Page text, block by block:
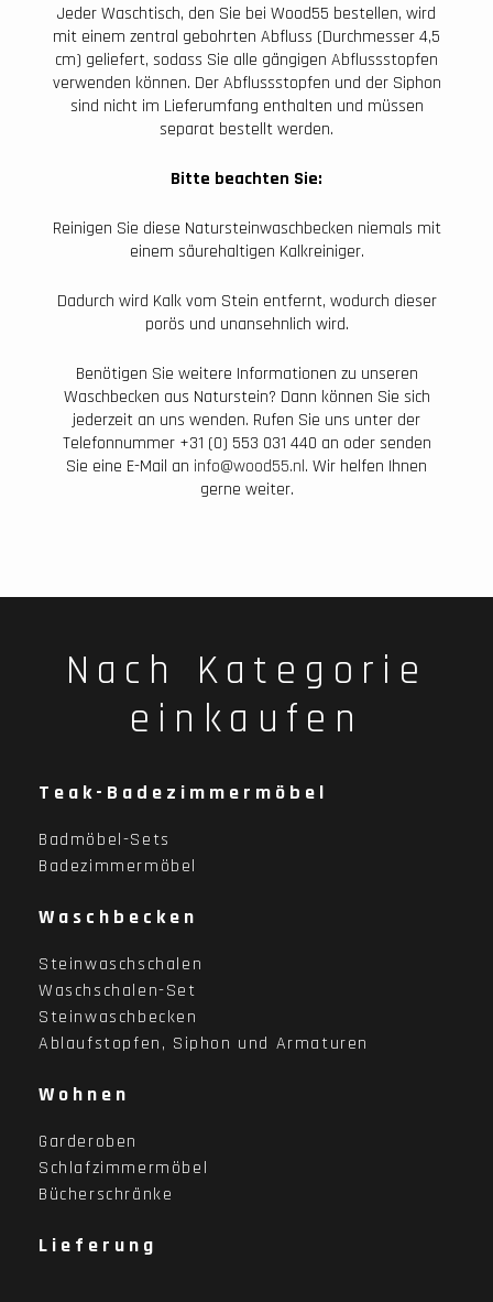
Jeder Waschtisch, den Sie bei Wood55 bestellen, wird
mit einem zentral gebohrten Abfluss (Durchmesser 4,5
cm) geliefert, sodass Sie alle gängigen Abflussstopfen
verwenden können. Der Abflussstopfen und der Siphon
sind nicht im Lieferumfang enthalten und müssen
separat bestellt werden.
Bitte beachten Sie:
Reinigen Sie diese Natursteinwaschbecken niemals mit
einem säurehaltigen Kalkreiniger.
Dadurch wird Kalk vom Stein entfernt, wodurch dieser
porös und unansehnlich wird.
Benötigen Sie weitere Informationen zu unseren
Waschbecken aus Naturstein? Dann können Sie sich
jederzeit an uns wenden. Rufen Sie uns unter der
Telefonnummer +31 (0) 553 031 440 an oder senden
Sie eine E-Mail an info@wood55.nl. Wir helfen Ihnen
gerne weiter.
Nach Kategorie
einkaufen
Teak-Badezimmermöbel
Badmöbel-Sets
Badezimmermöbel
Waschbecken
Steinwaschschalen
Waschschalen-Set
Steinwaschbecken
Ablaufstopfen, Siphon und Armaturen
Wohnen
Garderoben
Schlafzimmermöbel
Bücherschränke
Lieferung